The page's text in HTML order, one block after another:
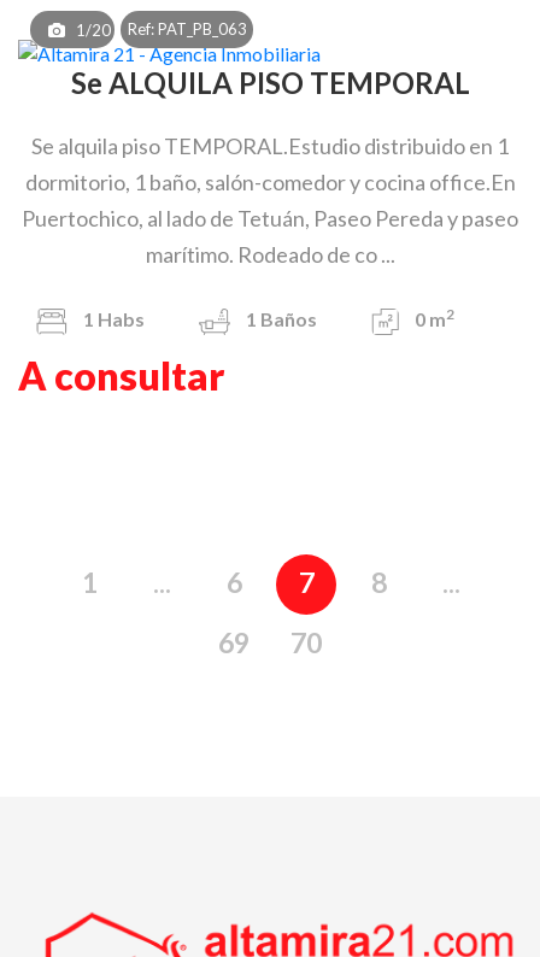
1/20 Ref: PAT_PB_063
Se ALQUILA PISO TEMPORAL
Se alquila piso TEMPORAL.Estudio distribuido en 1
dormitorio, 1 baño, salón-comedor y cocina office.En
Puertochico, al lado de Tetuán, Paseo Pereda y paseo
marítimo. Rodeado de co ...
1 Habs 1 Baños 0 m2
A consultar
1 ... 6 7 8
...
69
70